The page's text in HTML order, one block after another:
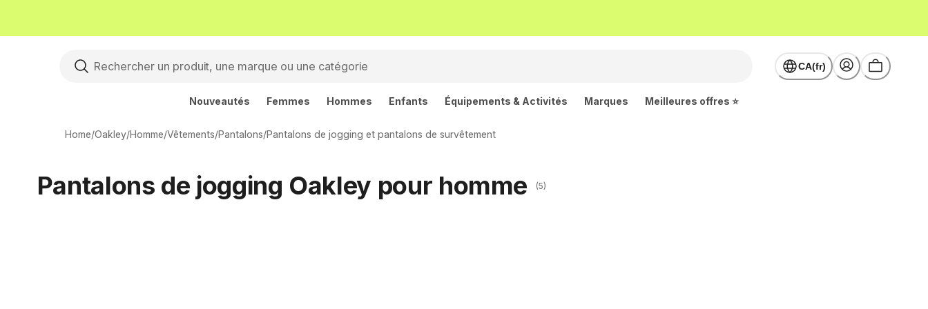
CA(fr)
Nouveautés Femmes Hommes Enfants Équipements & Activités Marques Meilleures offres ⭐
Home/Oakley/Homme/Vêtements/Pantalons/Pantalons de jogging et pantalons de survêtement
Pantalons de jogging Oakley pour homme (5)